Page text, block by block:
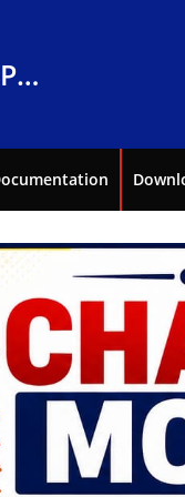
RAVI TEST PAPERS